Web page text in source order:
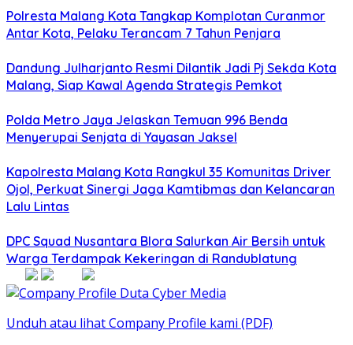
Polresta Malang Kota Tangkap Komplotan Curanmor
Antar Kota, Pelaku Terancam 7 Tahun Penjara
Dandung Julharjanto Resmi Dilantik Jadi Pj Sekda Kota
Malang, Siap Kawal Agenda Strategis Pemkot
Polda Metro Jaya Jelaskan Temuan 996 Benda
Menyerupai Senjata di Yayasan Jaksel
Kapolresta Malang Kota Rangkul 35 Komunitas Driver
Ojol, Perkuat Sinergi Jaga Kamtibmas dan Kelancaran
Lalu Lintas
DPC Squad Nusantara Blora Salurkan Air Bersih untuk
Warga Terdampak Kekeringan di Randublatung
Unduh atau lihat Company Profile kami (PDF)